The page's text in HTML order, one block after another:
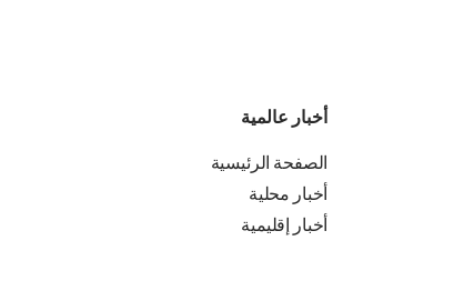
أخبار عالمية
الصفحة الرئيسية
أخبار محلية
أخبار إقليمية